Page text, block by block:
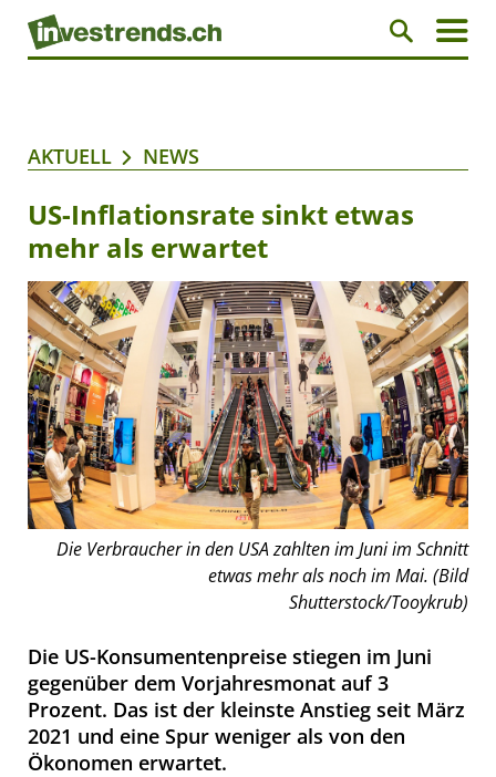
AKTUELL NEWS
US-Inflationsrate sinkt etwas
mehr als erwartet
Die Verbraucher in den USA zahlten im Juni im Schnitt
etwas mehr als noch im Mai. (Bild
Shutterstock/Tooykrub)
Die US-Konsumentenpreise stiegen im Juni
gegenüber dem Vorjahresmonat auf 3
Prozent. Das ist der kleinste Anstieg seit März
2021 und eine Spur weniger als von den
Ökonomen erwartet.